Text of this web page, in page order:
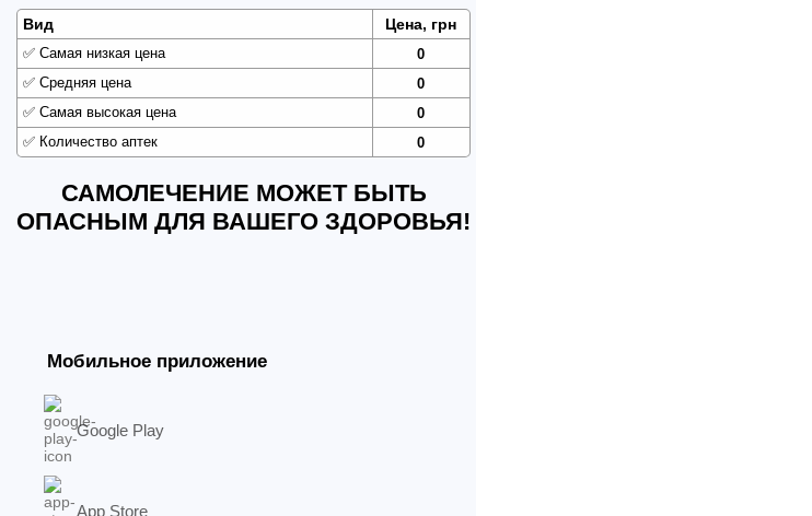
Вид Цена, грн
✅ Самая низкая цена
0
✅ Средняя цена
0
✅ Самая высокая цена
0
✅ Количество аптек 0
САМОЛЕЧЕНИЕ МОЖЕТ БЫТЬ
ОПАСНЫМ ДЛЯ ВАШЕГО ЗДОРОВЬЯ!
Мобильное приложение
Google Play
App Store